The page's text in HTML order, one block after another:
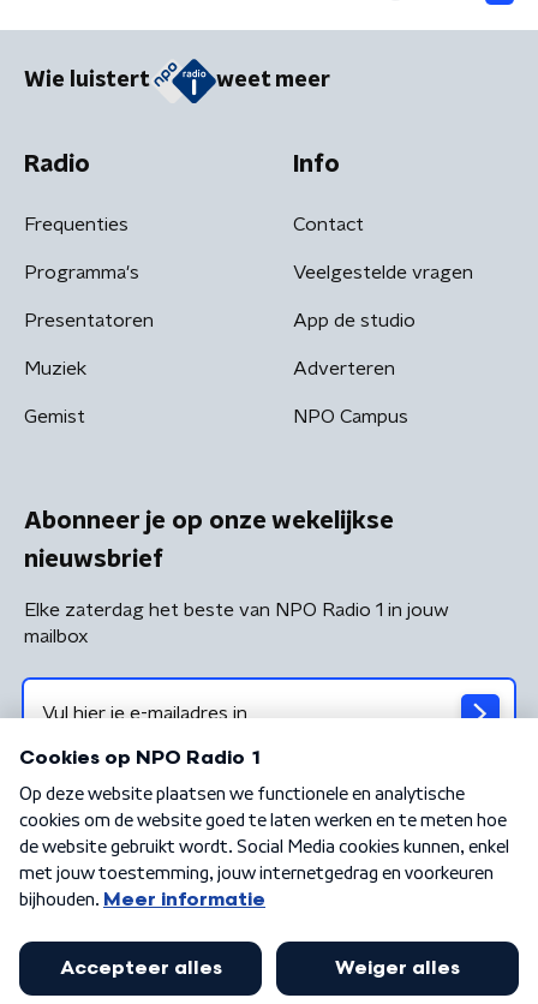
Wie luistert weet meer
Radio
Frequenties
Programma's
Presentatoren
Muziek
Gemist
Info
Contact
Veelgestelde vragen
App de studio
Adverteren
NPO Campus
Abonneer je op onze wekelijkse
nieuwsbrief
Elke zaterdag het beste van NPO Radio 1 in jouw
mailbox
Algemene voorwaarden